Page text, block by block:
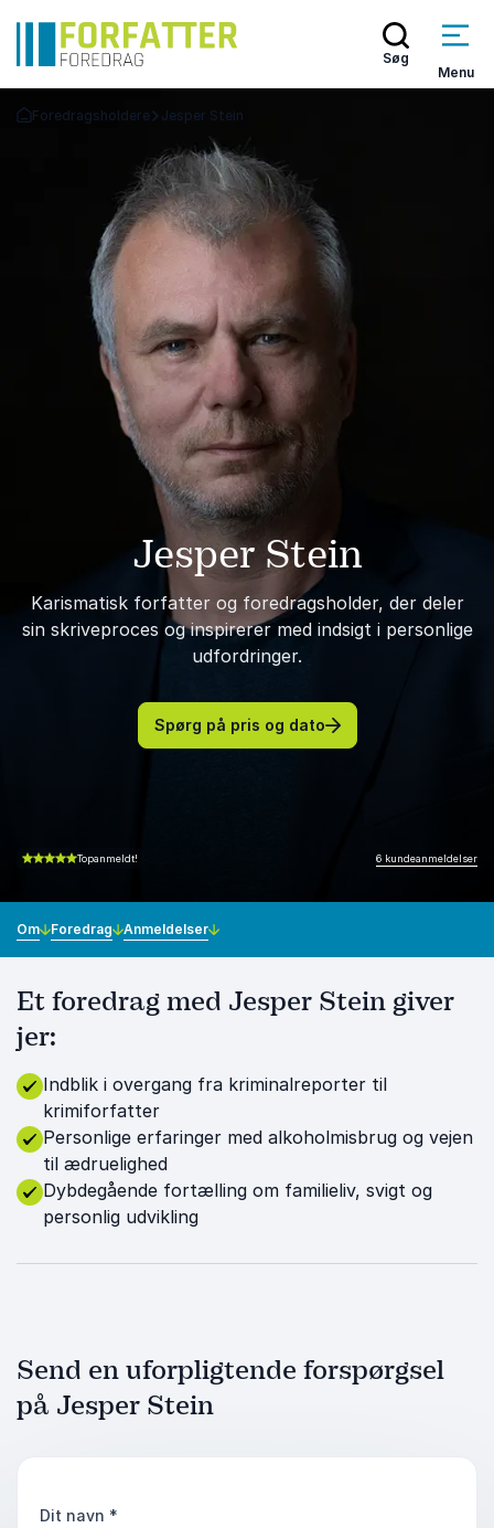
Søg
Menu
Tilbage til forsiden
Foredragsholdere Jesper Stein
Jesper Stein
Karismatisk forfatter og foredragsholder, der deler
sin skriveproces og inspirerer med indsigt i personlige
udfordringer.
Spørg på pris og dato
4.83 ud af 5Topanmeldt! 6 kundeanmeldelser
Om Foredrag Anmeldelser
Et foredrag med Jesper Stein giver
jer:
Indblik i overgang fra kriminalreporter til
krimiforfatter
Personlige erfaringer med alkoholmisbrug og vejen
til ædruelighed
Dybdegående fortælling om familieliv, svigt og
personlig udvikling
Send en uforpligtende forspørgsel
på Jesper Stein
Dit navn *